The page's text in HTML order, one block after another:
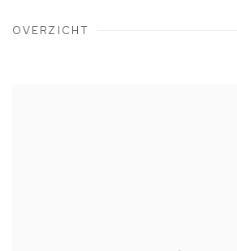
OVERZICHT